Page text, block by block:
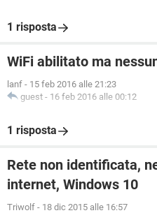
1 risposta
WiFi abilitato ma
lanf - 15 feb 2016 alle 21:23
guest - 16 feb 2016 alle 00:12
1 risposta
Rete non identificata,
internet, Windows 10
Triwolf - 18 dic 2015 alle 16:57